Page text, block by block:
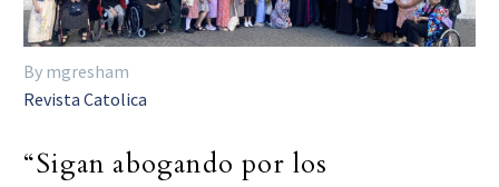
By mgresham
Revista Catolica
“Sigan abogando por los